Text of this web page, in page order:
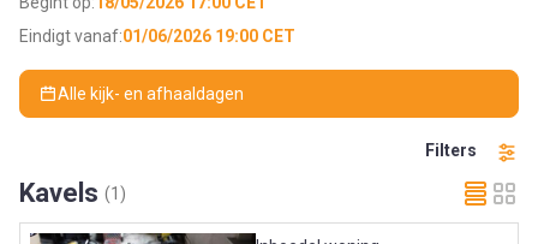
Eindigt vanaf:01/06/2026 19:00 CET
Alle kijk- en afhaaldagen
Filters
Kavels (1)